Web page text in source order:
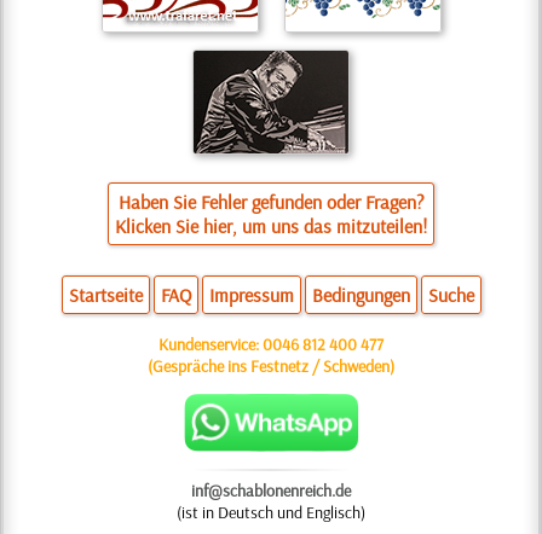
Haben Sie Fehler gefunden oder Fragen?
Klicken Sie hier, um uns das mitzuteilen!
Startseite FAQ Impressum Bedingungen Suche
Kundenservice:0046 812 400 477
(Gespräche ins Festnetz / Schweden)
inf@schablonenreich.de
(ist in Deutsch und Englisch)